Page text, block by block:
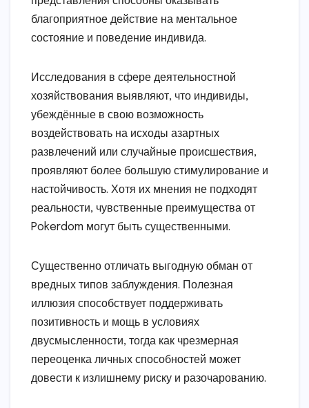
благоприятное действие на ментальное
состояние и поведение индивида.
Исследования в сфере деятельностной
хозяйствования выявляют, что индивиды,
убеждённые в свою возможность
воздействовать на исходы азартных
развлечений или случайные происшествия,
проявляют более большую стимулирование и
настойчивость. Хотя их мнения не подходят
реальности, чувственные преимущества от
Pokerdom могут быть существенными.
Существенно отличать выгодную обман от
вредных типов заблуждения. Полезная
иллюзия способствует поддерживать
позитивность и мощь в условиях
двусмысленности, тогда как чрезмерная
переоценка личных способностей может
довести к излишнему риску и разочарованию.